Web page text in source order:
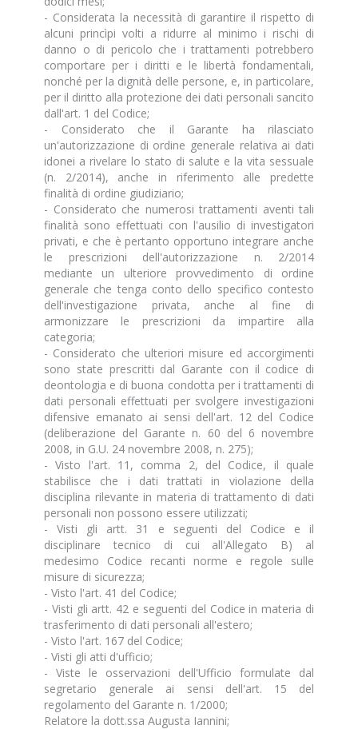
- Considerata la necessità di garantire il rispetto di
alcuni princìpi volti a ridurre al minimo i rischi di
danno o di pericolo che i trattamenti potrebbero
comportare per i diritti e le libertà fondamentali,
nonché per la dignità delle persone, e, in particolare,
per il diritto alla protezione dei dati personali sancito
dall'art. 1 del Codice;
- Considerato che il Garante ha rilasciato
un'autorizzazione di ordine generale relativa ai dati
idonei a rivelare lo stato di salute e la vita sessuale
(n. 2/2014), anche in riferimento alle predette
finalità di ordine giudiziario;
- Considerato che numerosi trattamenti aventi tali
finalità sono effettuati con l'ausilio di investigatori
privati, e che è pertanto opportuno integrare anche
le prescrizioni dell'autorizzazione n. 2/2014
mediante un ulteriore provvedimento di ordine
generale che tenga conto dello specifico contesto
dell'investigazione privata, anche al fine di
armonizzare le prescrizioni da impartire alla
categoria;
- Considerato che ulteriori misure ed accorgimenti
sono state prescritti dal Garante con il codice di
deontologia e di buona condotta per i trattamenti di
dati personali effettuati per svolgere investigazioni
difensive emanato ai sensi dell'art. 12 del Codice
(deliberazione del Garante n. 60 del 6 novembre
2008, in G.U. 24 novembre 2008, n. 275);
- Visto l'art. 11, comma 2, del Codice, il quale
stabilisce che i dati trattati in violazione della
disciplina rilevante in materia di trattamento di dati
personali non possono essere utilizzati;
- Visti gli artt. 31 e seguenti del Codice e il
disciplinare tecnico di cui all'Allegato B) al
medesimo Codice recanti norme e regole sulle
misure di sicurezza;
- Visto l'art. 41 del Codice;
- Visti gli artt. 42 e seguenti del Codice in materia di
trasferimento di dati personali all'estero;
- Visto l'art. 167 del Codice;
- Visti gli atti d'ufficio;
- Viste le osservazioni dell'Ufficio formulate dal
segretario generale ai sensi dell'art. 15 del
regolamento del Garante n. 1/2000;
Relatore la dott.ssa Augusta Iannini;